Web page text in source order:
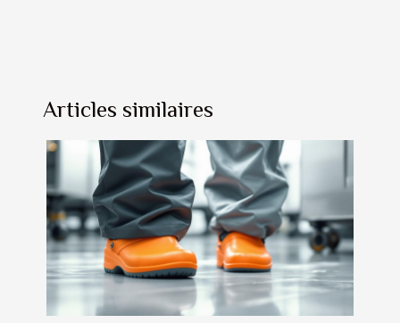
Articles similaires